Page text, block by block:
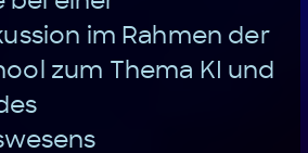
im Rahmen der
zum Thema KI und